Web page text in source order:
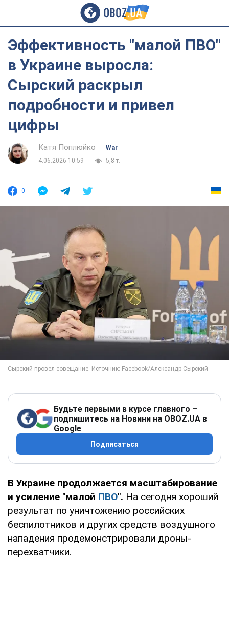
Эффективность "малой ПВО"
в Украине выросла:
Сырский раскрыл
подробности и привел
цифры
Катя Поплюйко
War
4.06.2026 10:59
5,8 т.
0
Будьте первыми в курсе главного –
подпишитесь на Новини на OBOZ.UA в
Google
Подписаться
В Украине продолжается масштабирование
и усиление "малой ПВО". На сегодня хороший
результат по уничтожению российских
беспилотников и других средств воздушного
нападения продемонстрировали дроны-
перехватчики.